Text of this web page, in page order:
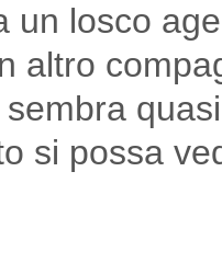
un losco
altro
si possa